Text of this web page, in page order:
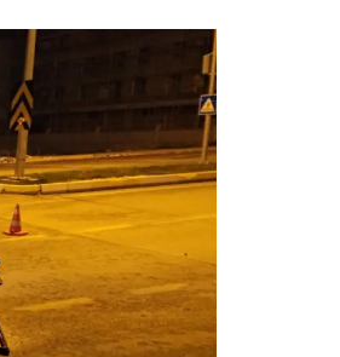
Samsun
Siirt
Sinop
Sivas
Tekirdağ
Tokat
Trabzon